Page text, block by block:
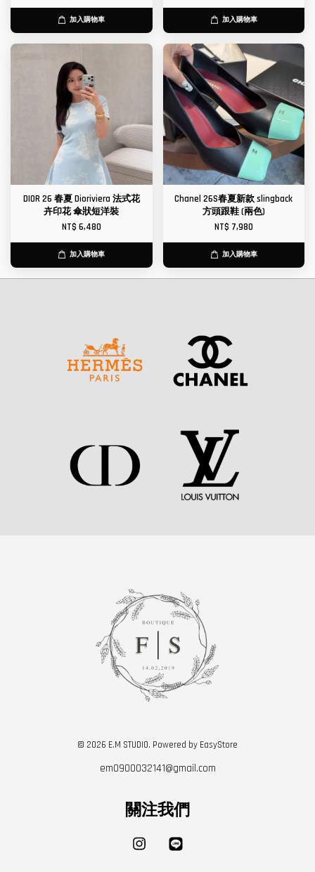
加入購物車 加入購物車
DIOR 26 春夏 Dioriviera 法式花
卉印花 傘狀短洋裝
NT$ 6,480
加入購物車
Chanel 26S春夏新款 slingback
方頭跟鞋 (兩色)
NT$ 7,980
加入購物車
© 2026 E.M STUDIO. Powered by EasyStore
em0900032141@gmail.com
關注我們
Instagram